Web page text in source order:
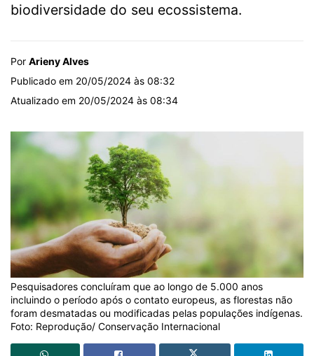
biodiversidade do seu ecossistema.
Por Arieny Alves
Publicado em 20/05/2024 às 08:32
Atualizado em 20/05/2024 às 08:34
Pesquisadores concluíram que ao longo de 5.000 anos
incluindo o período após o contato europeus, as florestas não
foram desmatadas ou modificadas pelas populações indígenas.
Foto: Reprodução/ Conservação Internacional